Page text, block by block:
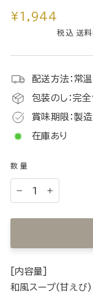
通
¥1,944
税込 送料
配送方法：常
包装のし：完全
賞味期限：製
在庫あり
数量
[内容量]
和風スープ(甘え